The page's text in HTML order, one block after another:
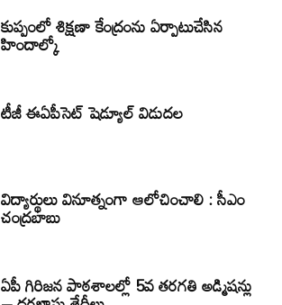
కుప్పంలో శిక్షణా కేంద్రంను ఏర్పాటుచేసిన
హిందాల్కో
టీజీ ఈఏపీసెట్‌ షెడ్యూల్‌ విడుదల
విద్యార్థులు వినూత్నంగా ఆలోచించాలి : సీఎం
చంద్రబాబు
ఏపీ గిరిజన పాఠశాలల్లో 5వ తరగతి అడ్మిషన్లు